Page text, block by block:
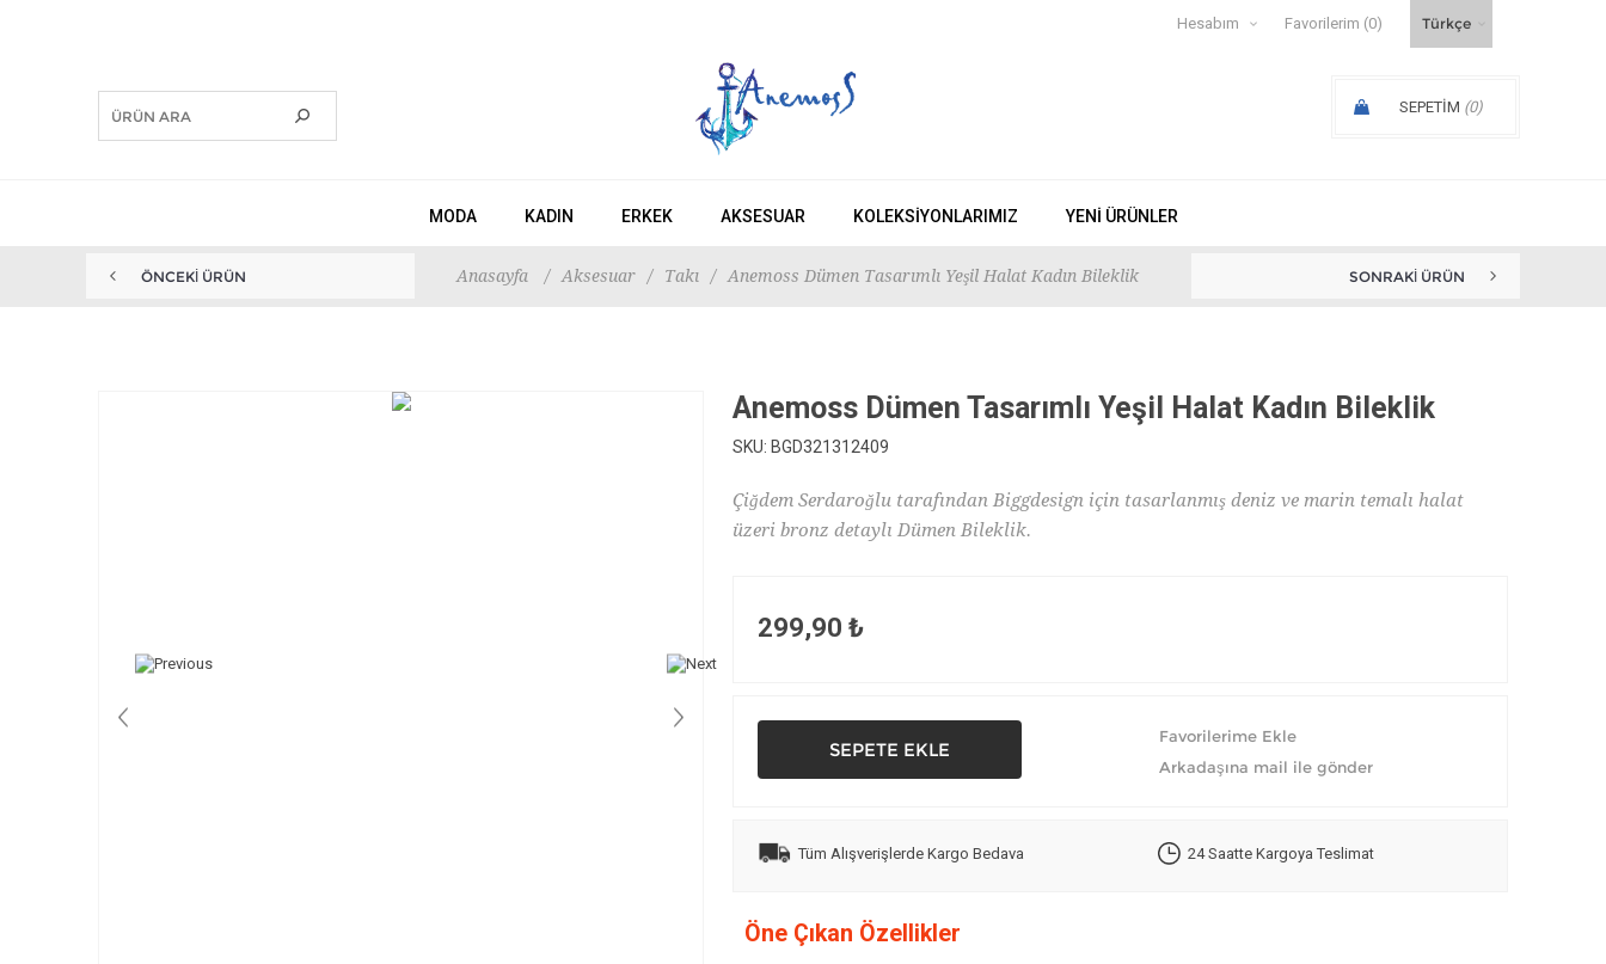
Hesabım Favorilerim (0)
SEPETIM (0)
MODA KADIN ERKEK AKSESUAR KOLEKSIYONLARIMIZ YENI ÜRÜNLER
Anasayfa / Aksesuar / Takı / Anemoss Dümen Tasarımlı Yeşil Halat Kadın Bileklik
ÖNCEKI ÜRÜN SONRAKI ÜRÜN
Anemoss Dümen Tasarımlı Yeşil Halat Kadın Bileklik
SKU: BGD321312409
Çiğdem Serdaroğlu tarafından Biggdesign için tasarlanmış deniz ve marin temalı halat
üzeri bronz detaylı Dümen Bileklik.
299,90 ₺
Tüm Alışverişlerde Kargo Bedava 24 Saatte Kargoya Teslimat
Öne Çıkan Özellikler